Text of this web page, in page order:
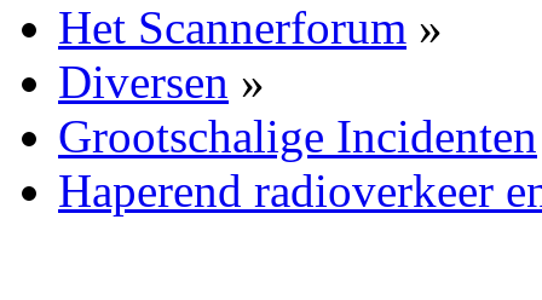
Het Scannerforum »
Diversen »
Grootschalige Incidenten
Haperend radioverkeer